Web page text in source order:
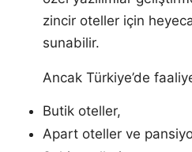
zincir oteller için
sunabilir.
Ancak Türkiye’de
Butik oteller,
Apart oteller ve